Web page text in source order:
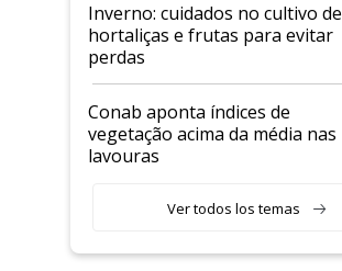
Inverno: cuidados no cultivo de
hortaliças e frutas para evitar
perdas
Conab aponta índices de
vegetação acima da média nas
lavouras
Ver todos los temas